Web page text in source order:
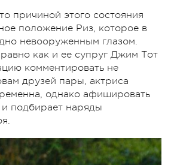
причиной этого состояния
положение Риз, которое в
невооруженным глазом.
как и ее супруг Джим Тот
комментировать не
друзей пары, актриса
однако афишировать
и подбирает наряды